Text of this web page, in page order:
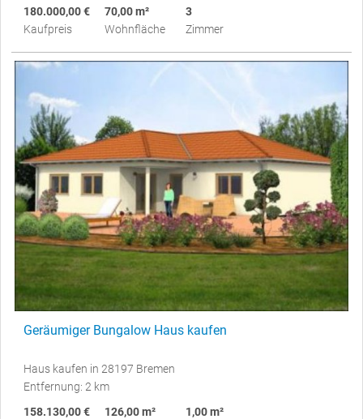
180.000,00 €
Kaufpreis
70,00 m²
Wohnfläche
3
Zimmer
Geräumiger Bungalow Haus kaufen
Haus kaufen in 28197 Bremen
Entfernung: 2 km
158.130,00 €
126,00 m²
1,00 m²